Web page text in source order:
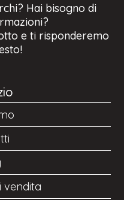
Hai bisogno di
e ti risponderemo
vendita